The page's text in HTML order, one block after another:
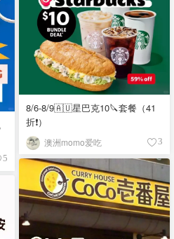
5
8/6-8/9🇦🇺星巴克10🔪套餐（41
折❗）
澳洲momo爱吃 3